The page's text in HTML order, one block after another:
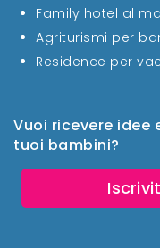
Vuoi ricevere idee
tuoi bambini?
Family hotel al
Agriturismi per
Residence per